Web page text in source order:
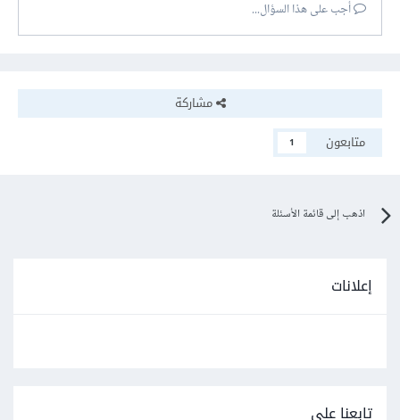
أجب على هذا السؤال...
مشاركة
متابعون
1
اذهب إلى قائمة الأسئلة
إعلانات
تابعنا على